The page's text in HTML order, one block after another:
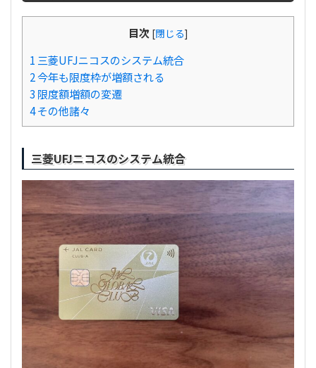
目次 [閉じる]
1 三菱UFJニコスのシステム統合
2今年も限度枠が増額される
3 限度額増額の変遷
4その他諸々
三菱UFJニコスのシステム統合